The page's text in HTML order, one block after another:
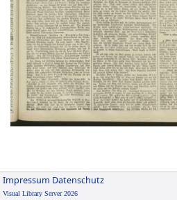
Impressum Datenschutz
Visual Library Server 2026